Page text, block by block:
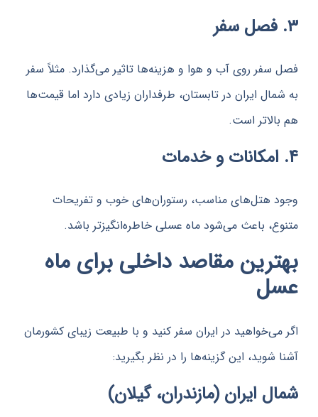
روی آب و هوا و هزینه‌ها تاثیر می‌گذارد. مثلاً سفر
ایران در تابستان، طرفداران زیادی دارد اما قیمت‌ها
است.
هتل‌های مناسب، رستوران‌های خوب و تفریحات
باعث می‌شود ماه عسلی خاطره‌انگیزتر باشد.
مقاصد داخلی برای ماه
در ایران سفر کنید و با طبیعت زیبای کشورمان
این گزینه‌ها را در نظر بگیرید:
ایران (مازندران، گیلان)